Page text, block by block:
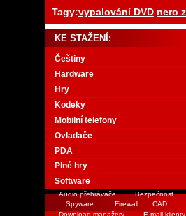
Tagy:vypalování DVD nero
KE STAŽENÍ:
Češtiny
Hardware
Hry
Kodeky
Mobilní telefony
Ovladače
PDA
Plné hry
Software
Audio přehrávače Bezpečnost
Spyware
Firewall CAD
Download manažery
E-mail klienty